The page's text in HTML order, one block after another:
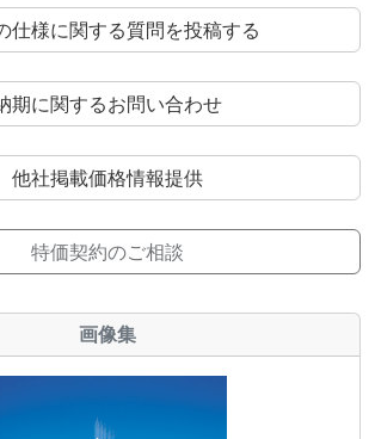
仕様に関する質問を投稿する
期に関するお問い合わせ
他社掲載価格情報提供
特価契約のご相談
画像集